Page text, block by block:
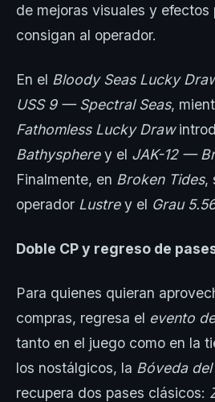
de mejoras visuales y efectos
consigan al operador.
En el Bloody Seas Lucky
USS 9 — Spectral Seas,
Fathomless Lucky Draw
Bathyspherey el JAK-12 —
Finalmente, en Broken Tides,
operador Lustrey el Grau
Doble CP y regreso de
Para quienes quieran
compras, regresa el evento
tanto en el juego como en la
los nostálgicos, la Bóveda
recupera dos pases clásicos: